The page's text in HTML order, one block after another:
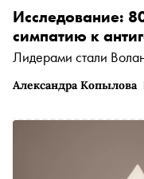
Александра Копылова
Исследование:
симпатию к
Лидерами стали